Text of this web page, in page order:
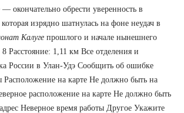
окончательно обрести уверенность в
изрядно шатнулась на фоне неудач в
Калуге прошлого и начале нынешнего
8 Расстояние: 1,11 км Все отделения и
России в Улан-Удэ Сообщить об ошибке
Расположение на карте Не должно быть на
расположение на карте Не должно быть
Неверное время работы Другое Укажите